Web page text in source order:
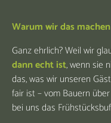
Warum wir das machen
Ganz ehrlich? Weil wir
dann echt ist, wenn sie
das, was wir unseren
fair ist – vom Bauern
bei uns das